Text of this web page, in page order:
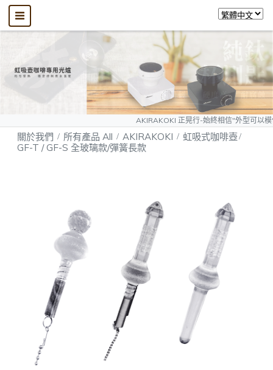
AKIRAKOKI 正晃行-始終相信"外型可
關於我們 所有產品 All AKIRAKOKI
虹吸式咖啡壺
GF-T / GF-S 全玻璃款/彈簧長款